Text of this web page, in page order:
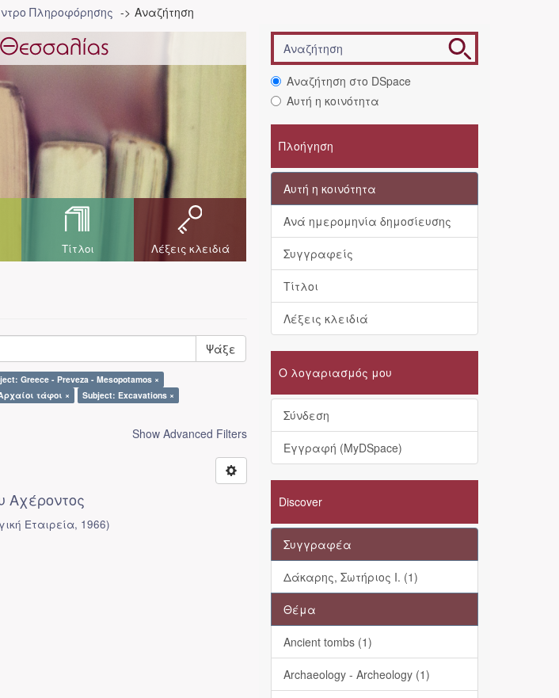
Πληροφόρησης Αναζήτηση
Τίτλοι Λέξεις κλειδιά
Ψάξε
Greece - Preveza - Mesopotamos ×
τάφοι ×
Subject: Excavations ×
Show Advanced Filters
Αχέροντος
Εταιρεία, 1966)
Αναζήτηση στο DSpace
Αυτή η κοινότητα
Πλοήγηση
Αυτή η κοινότητα
Ανά ημερομηνία δημοσίευσης
Συγγραφείς
Τίτλοι
Λέξεις κλειδιά
Ο λογαριασμός μου
Σύνδεση
Εγγραφή (MyDSpace)
Discover
Συγγραφέα
Δάκαρης, Σωτήριος Ι. (1)
Θέμα
Ancient tombs (1)
Archaeology - Archeology (1)